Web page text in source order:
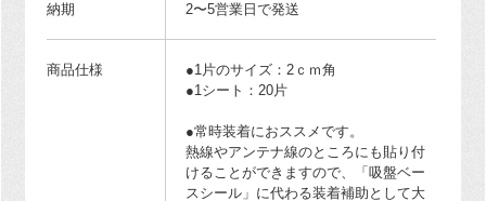
納期 2〜5営業日で発送
商品仕様
●1片のサイズ：2ｃｍ角
●1シート：20片
●常時装着におススメです。
熱線やアンテナ線のところにも貼り付
けることができますので、「吸盤ベー
スシール」に代わる装着補助として大